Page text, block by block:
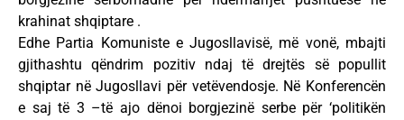
krahinat shqiptare .
Edhe Partia Komuniste e Jugosllavisë, më vonë, mbajti
gjithashtu qëndrim pozitiv ndaj të drejtës së popullit
shqiptar në Jugosllavi për vetëvendosje. Në Konferencën
e saj të 3 –të ajo dënoi borgjezinë serbe për ‘politikën